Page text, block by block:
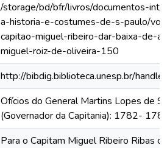
/storage/bd/bfr/livros/documentos-
a-historia-e-costumes-de-s-paulo/
capitao-miguel-ribeiro-dar-baixa-de-
miguel-roiz-de-oliveira-150
http://bibdig.biblioteca.unesp.br/
Ofícios do General Martins Lopes de
(Governador da Capitania): 1782-
Para o Capitam Miguel Ribeiro Ribas